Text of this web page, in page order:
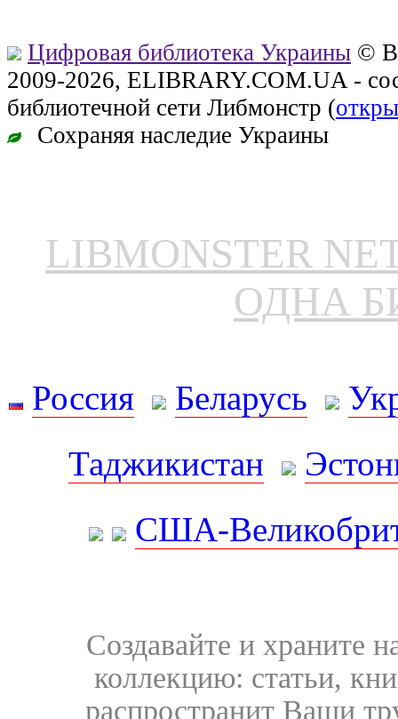
Цифровая библиотека Украины ©
2009-2026, ELIBRARY.COM.UA -
библиотечной сети Либмонстр (
Сохраняя наследие Украины
LIBMONSTER
ОДНА
Россия Беларусь
Таджикистан
США-
Создавайте и храните
коллекцию: статьи,
распространит Ваши